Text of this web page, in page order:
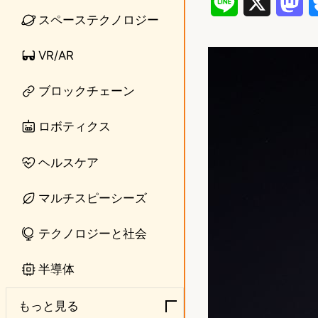
スペーステクノロジー
VR/AR
ブロックチェーン
ロボティクス
ヘルスケア
マルチスピーシーズ
テクノロジーと社会
半導体
もっと見る